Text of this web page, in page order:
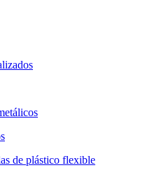
de plástico flexible